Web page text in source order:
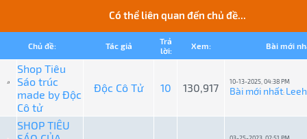
Có thể liên quan đến chủ đề...
Chủ đề: Tác giả
Trả
lời:
Xem: Bài mới
Shop Tiêu
Sáo trúc
made by Độc
Cô tử
Độc Cô Tử 10 130,917 10-13-2025, 04:38 PM
Bài mới nhất:
SHOP TIÊU